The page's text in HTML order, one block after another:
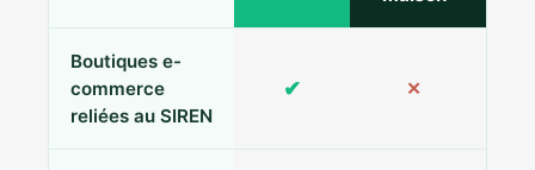
Boutiques e-
commerce
reliées au SIREN
✔ ✕